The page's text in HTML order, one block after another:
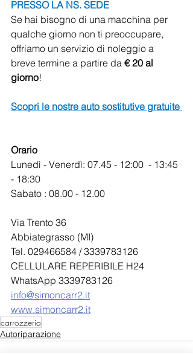
PRESSO LA NS. SEDE
Se hai bisogno di una macchina per
qualche giorno non ti preoccupare,
offriamo un servizio di noleggio a
breve termine a partire da € 20 al
giorno!
Scopri le nostre auto sostitutive gratuite
Orario
Lunedì - Venerdì: 07.45 - 12:00  - 13:45
- 18:30
Sabato : 08.00 - 12.00
Via Trento 36
Abbiategrasso (MI)
Tel. 029466584 / 3339783126
CELLULARE REPERIBILE H24
WhatsApp 3339783126
info@simoncarr2.it
www.simoncarr2.it
carrozzeria
Autoriparazione